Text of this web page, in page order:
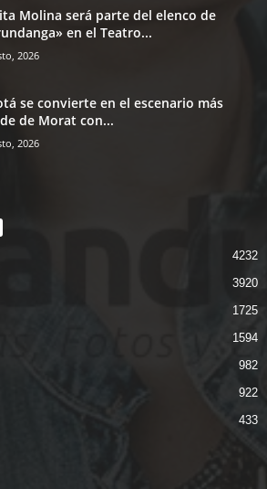
Molina será parte del elenco de
en el Teatro...
2026
se convierte en el escenario más
de Morat con...
2026
4232
3920
1725
1594
982
922
433